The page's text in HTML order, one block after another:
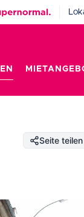
Seite teilen